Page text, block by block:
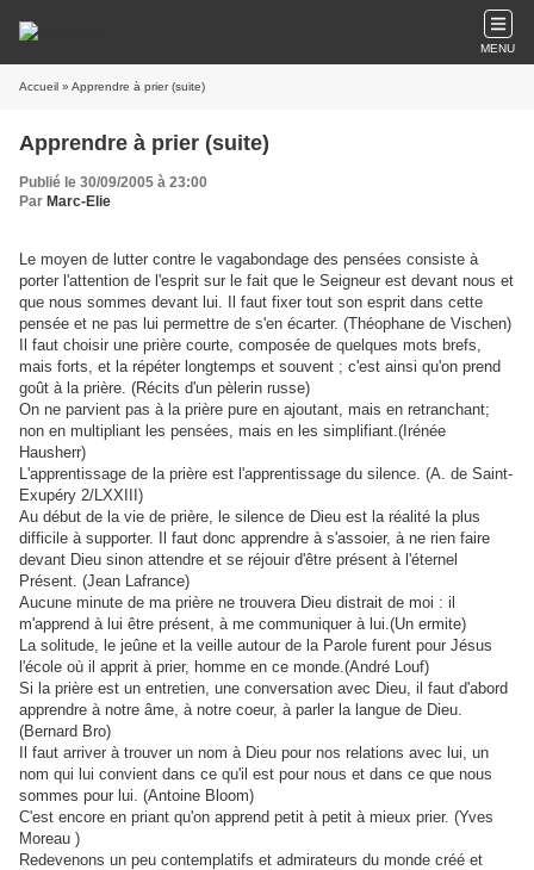
MENU
Accueil » Apprendre à prier (suite)
Apprendre à prier (suite)
Publié le 30/09/2005 à 23:00
Par Marc-Elie
Le moyen de lutter contre le vagabondage des pensées consiste à
porter l'attention de l'esprit sur le fait que le Seigneur est devant nous et
que nous sommes devant lui. Il faut fixer tout son esprit dans cette
pensée et ne pas lui permettre de s'en écarter. (Théophane de Vischen)
Il faut choisir une prière courte, composée de quelques mots brefs,
mais forts, et la répéter longtemps et souvent ; c'est ainsi qu'on prend
goût à la prière. (Récits d'un pèlerin russe)
On ne parvient pas à la prière pure en ajoutant, mais en retranchant;
non en multipliant les pensées, mais en les simplifiant.(Irénée
Hausherr)
L'apprentissage de la prière est l'apprentissage du silence. (A. de Saint-
Exupéry 2/LXXIII)
Au début de la vie de prière, le silence de Dieu est la réalité la plus
difficile à supporter. Il faut donc apprendre à s'assoier, à ne rien faire
devant Dieu sinon attendre et se réjouir d'être présent à l'éternel
Présent. (Jean Lafrance)
Aucune minute de ma prière ne trouvera Dieu distrait de moi : il
m'apprend à lui être présent, à me communiquer à lui.(Un ermite)
La solitude, le jeûne et la veille autour de la Parole furent pour Jésus
l'école où il apprit à prier, homme en ce monde.(André Louf)
Si la prière est un entretien, une conversation avec Dieu, il faut d'abord
apprendre à notre âme, à notre coeur, à parler la langue de Dieu.
(Bernard Bro)
Il faut arriver à trouver un nom à Dieu pour nos relations avec lui, un
nom qui lui convient dans ce qu'il est pour nous et dans ce que nous
sommes pour lui. (Antoine Bloom)
C'est encore en priant qu'on apprend petit à petit à mieux prier. (Yves
Moreau )
Redevenons un peu contemplatifs et admirateurs du monde créé et